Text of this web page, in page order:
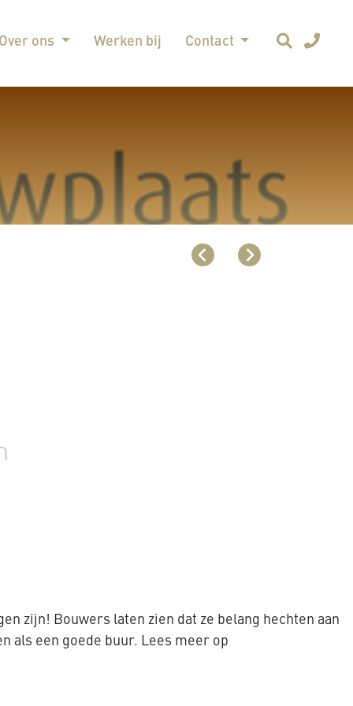
ons Werken bij Contact
zijn! Bouwers laten zien dat ze belang hechten aan
als een goede buur. Lees meer op